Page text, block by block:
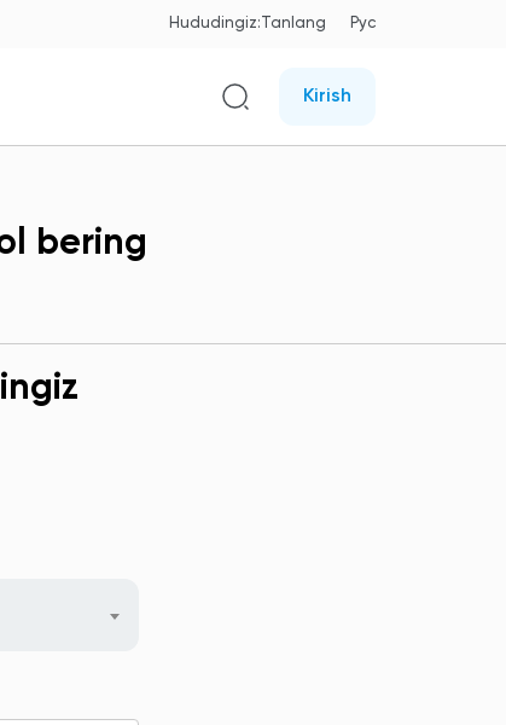
Hududingiz:Tanlang Рус
Kirish
bering